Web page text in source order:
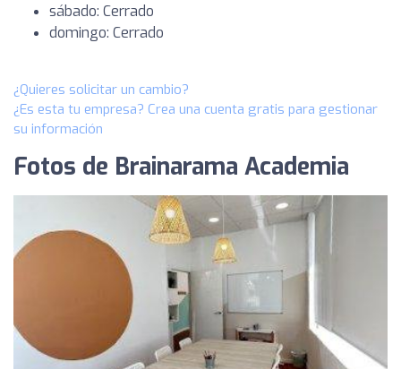
sábado: Cerrado
domingo: Cerrado
¿Quieres solicitar un cambio?
¿Es esta tu empresa? Crea una cuenta gratis para gestionar
su información
Fotos de Brainarama Academia